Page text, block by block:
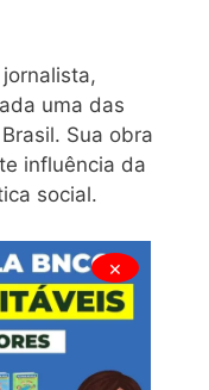
uma das
Sua obra
influência da
social.
×